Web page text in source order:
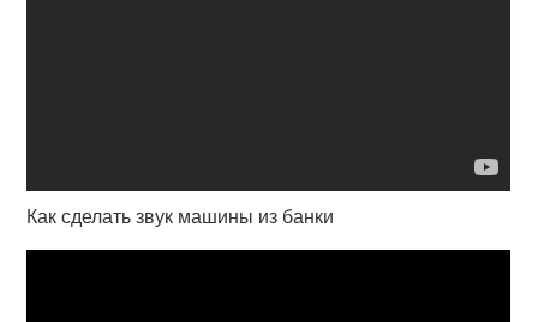
Как сделать звук машины из банки